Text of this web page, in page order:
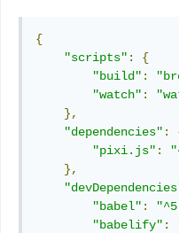
{
"scripts" :
{
"build" :
"watch" :
},
"dependencies" :
"pixi.js" :
},
"babel" :
"babelify" :